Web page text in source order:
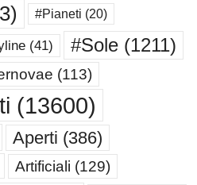
#Pianeti (20)
(41) #Sole (1211)
(113)
(13600)
Aperti (386)
Artificiali (129)